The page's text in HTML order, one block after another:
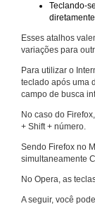
Teclando-
Esses atalhos
variações para
Para utilizar o
teclado após uma
campo de busca
No caso do
+ Shift + número.
Sendo Firefox no
simultaneamente
No Opera, as
A seguir, você